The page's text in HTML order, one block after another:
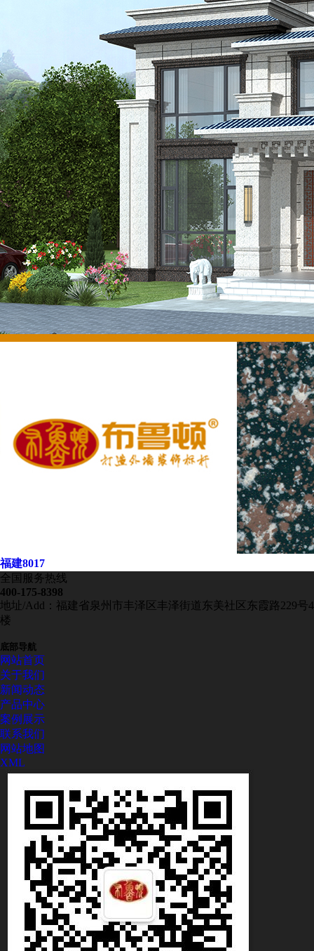
福建8017
全国服务热线
400-175-8398
地址/Add：福建省泉州市丰泽区丰泽街道东美社区东霞路229号4
楼
底部导航
网站首页
关于我们
新闻动态
产品中心
案例展示
联系我们
网站地图
XML